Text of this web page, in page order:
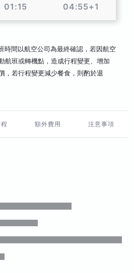
01:15 04:55+1
時間以航空公司為最終確認，若因航空
航班或轉機點，造成行程變更、增加
，若行程變更減少餐食，則酌於退
額外費用 注意事項